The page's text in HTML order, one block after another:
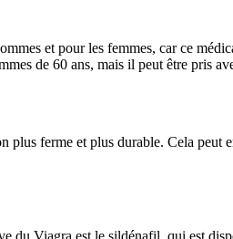
et pour les femmes, car ce
de 60 ans, mais il peut être pris
ferme et plus durable. Cela peut
du Viagra est le sildénafil, qui est